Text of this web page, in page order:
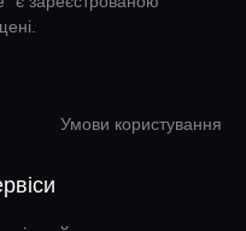
Умови користування